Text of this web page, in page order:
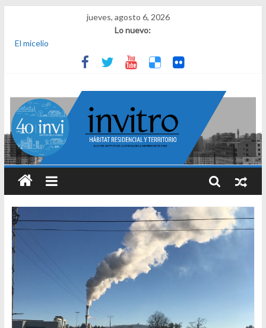
jueves, agosto 6, 2026
Lo nuevo:
El micelio
Receta para viajar al pasado
Una noche y el amanecer en Dignidad
INVI
El derecho a habitar